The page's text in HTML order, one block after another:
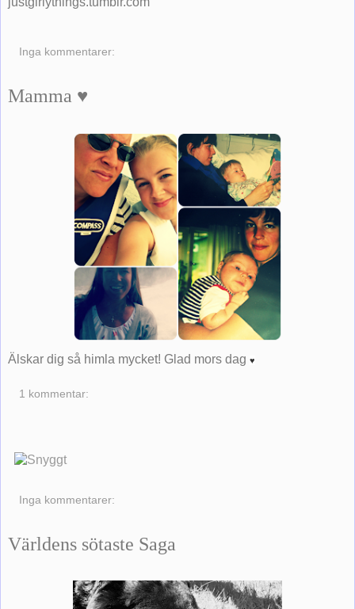
Inga kommentarer:
Mamma ♥
Älskar dig så himla mycket! Glad mors dag ♥
1 kommentar:
Inga kommentarer:
Världens sötaste Saga